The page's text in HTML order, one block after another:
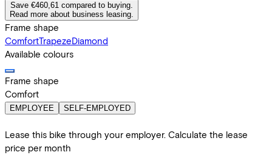
Save €460,61 compared to buying.
Read more about business leasing.
Frame shape
ComfortTrapezeDiamond
Available colours
Frame shape
Comfort
EMPLOYEE SELF-EMPLOYED
Lease this bike through your employer. Calculate the lease
price per month